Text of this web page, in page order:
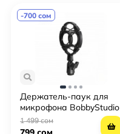
-700 сом
Держатель-паук для
микрофона BobbyStudio
SXN-4
1 499 сом